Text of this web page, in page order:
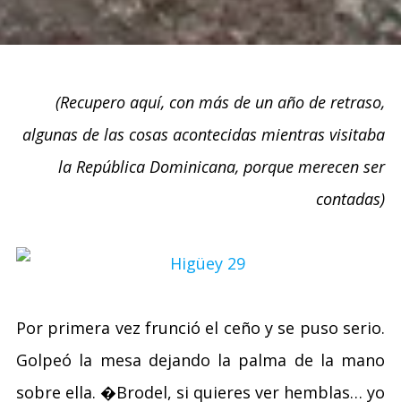
(Recupero aquí, con más de un año de retraso,
algunas de las cosas acontecidas mientras visitaba
la República Dominicana, porque merecen ser
contadas)
Por primera vez frunció el ceño y se puso serio.
Golpeó la mesa dejando la palma de la mano
sobre ella. �Brodel, si quieres ver hemblas… yo